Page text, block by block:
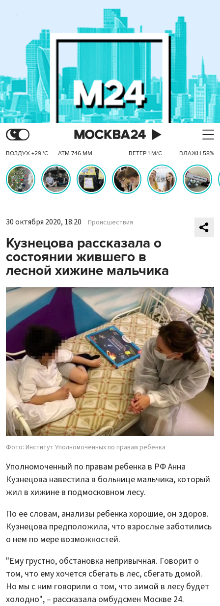
ВОЗДУХ +29 °C АТМ 746 ММ ВЕТЕР 1 М/С ВЛАЖН 58%
30 октября 2020, 18:20 Происшествия
Кузнецова рассказала о
состоянии жившего в
лесной хижине мальчика
Фото: Институт Уполномоченных по правам ребенка
Уполномоченный по правам ребенка в РФ Анна
Кузнецова навестила в больнице мальчика, который
жил в хижине в подмосковном лесу.
По ее словам, анализы ребенка хорошие, он здоров.
Кузнецова предположила, что взрослые заботились
о нем по мере возможностей.
"Ему грустно, обстановка непривычная. Говорит о
том, что ему хочется сбегать в лес, сбегать домой.
Но мы с ним говорили о том, что зимой в лесу будет
холодно", – рассказала омбудсмен Москве 24.